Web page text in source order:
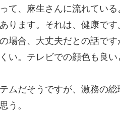
て、麻生さんに流れている
ります。それは、健康です
場合、大丈夫だとの話です
い。テレビでの顔色も良い
ムだそうですが、激務の総
う。